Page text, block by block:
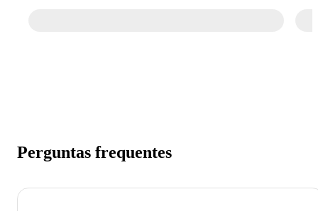
Perguntas frequentes